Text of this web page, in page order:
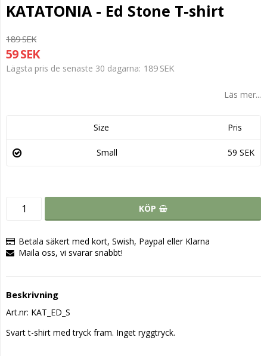
KATATONIA - Ed Stone T-shirt
189 SEK
59 SEK
Lägsta pris de senaste 30 dagarna 189 SEK
Läs mer...
Size Pris
Small 59 SEK
KÖP
Betala säkert med kort, Swish, Paypal eller Klarna
Maila oss, vi svarar snabbt!
Beskrivning
Art.nr: KAT_ED_S
Svart t-shirt med tryck fram. Inget ryggtryck.